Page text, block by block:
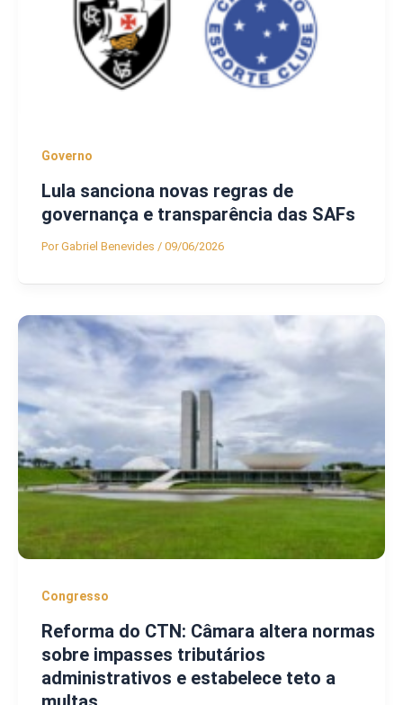
Governo
Lula sanciona novas regras de
governança e transparência das SAFs
PorGabriel Benevides / 09/06/2026
Congresso
Reforma do CTN: Câmara altera normas
sobre impasses tributários
administrativos e estabelece teto a